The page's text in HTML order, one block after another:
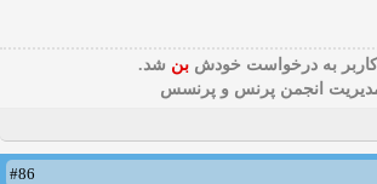
كاربر به درخواست خودشبن شد.
انجمن پرنس و پرنسس
#86